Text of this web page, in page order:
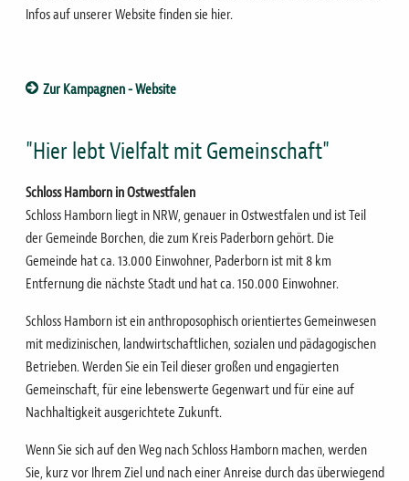
Infos auf unserer Website finden sie hier.
Zur Kampagnen - Website
"Hier lebt Vielfalt mit Gemeinschaft"
Schloss Hamborn in Ostwestfalen
Schloss Hamborn liegt in NRW, genauer in Ostwestfalen und ist Teil
der Gemeinde Borchen, die zum Kreis Paderborn gehört. Die
Gemeinde hat ca. 13.000 Einwohner, Paderborn ist mit 8 km
Entfernung die nächste Stadt und hat ca. 150.000 Einwohner.
Schloss Hamborn ist ein anthroposophisch orientiertes Gemeinwesen
mit medizinischen, landwirtschaftlichen, sozialen und pädagogischen
Betrieben. Werden Sie ein Teil dieser großen und engagierten
Gemeinschaft, für eine lebenswerte Gegenwart und für eine auf
Nachhaltigkeit ausgerichtete Zukunft.
Wenn Sie sich auf den Weg nach Schloss Hamborn machen, werden
Sie, kurz vor Ihrem Ziel und nach einer Anreise durch das überwiegend